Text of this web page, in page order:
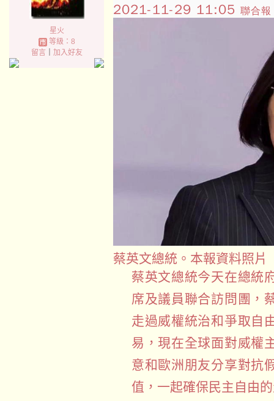
星火
等級：8
留言｜ 加入好友
2021-11-29 11:05 聯合
蔡英文總統。本報資料照片
蔡英文總統今天在總統
席及議員聯合訪問團，
走過威權統治和爭取自
易，現在全球面對威權
意和歐洲朋友分享對抗
值，一起確保民主自由